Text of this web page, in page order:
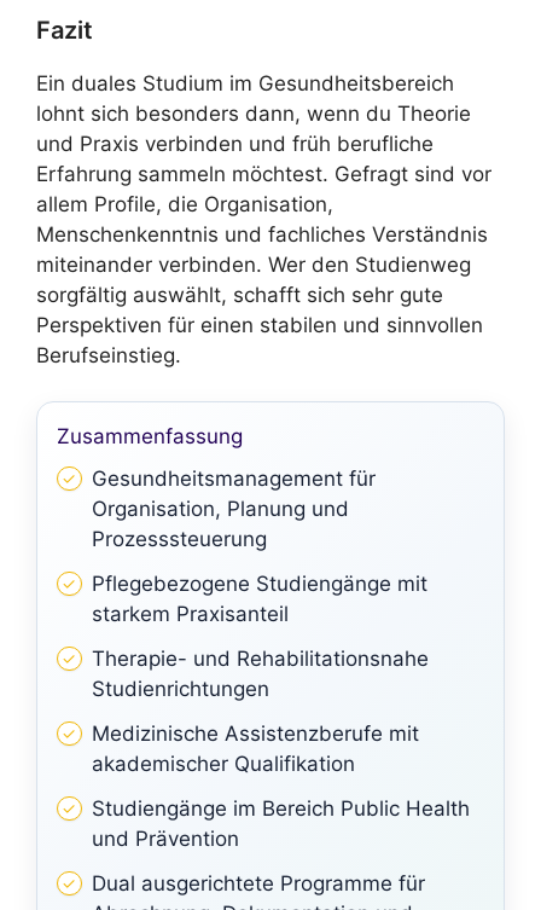
Fazit
Ein duales Studium im Gesundheitsbereich
lohnt sich besonders dann, wenn du Theorie
und Praxis verbinden und früh berufliche
Erfahrung sammeln möchtest. Gefragt sind vor
allem Profile, die Organisation,
Menschenkenntnis und fachliches Verständnis
miteinander verbinden. Wer den Studienweg
sorgfältig auswählt, schafft sich sehr gute
Perspektiven für einen stabilen und sinnvollen
Berufseinstieg.
Zusammenfassung
Gesundheitsmanagement für
Organisation, Planung und
Prozesssteuerung
Pflegebezogene Studiengänge mit
starkem Praxisanteil
Therapie- und Rehabilitationsnahe
Studienrichtungen
Medizinische Assistenzberufe mit
akademischer Qualifikation
Studiengänge im Bereich Public Health
und Prävention
Dual ausgerichtete Programme für